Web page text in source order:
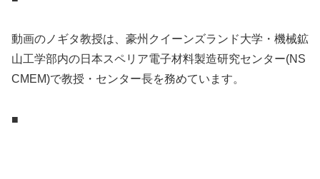
動画のノギタ教授は、豪州クイーンズランド大学・機械鉱
山工学部内の日本スペリア電子材料製造研究センター(NS
CMEM)で教授・センター長を務めています。
■